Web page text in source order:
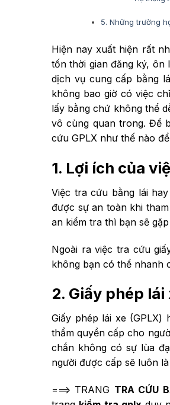
5. Những trường
Hiện nay xuất hiện rất
tốn thời gian đăng ký,
dịch vụ cung cấp bằng
không bao giờ có việc
lấy bằng chứ không thể
vô cùng quan trong. Để
cứu GPLX như thế nào
1. Lợi ích của
Việc tra cứu bằng lái
được sự an toàn khi
an kiểm tra thì bạn sẽ
Ngoài ra việc tra cứu
không bạn có thể nhanh
2. Giấy phép lái
Giấy phép lái xe
thẩm quyền cấp cho
chắn không có sự lùa
người được cấp sẽ luôn
===> TRANG TRA CỨU